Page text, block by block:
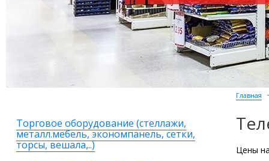
Торговое оборудование (стеллажи,
металл.мебель, экономпанель, сетки,
торсы, вешала,..)
Главная
Цены